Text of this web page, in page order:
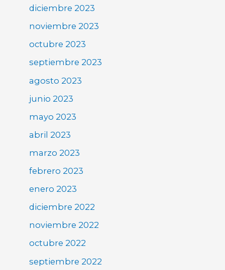
diciembre 2023
noviembre 2023
octubre 2023
septiembre 2023
agosto 2023
junio 2023
mayo 2023
abril 2023
marzo 2023
febrero 2023
enero 2023
diciembre 2022
noviembre 2022
octubre 2022
septiembre 2022